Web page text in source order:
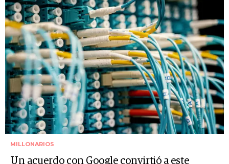
MILLONARIOS
Un acuerdo con Google convirtió a este